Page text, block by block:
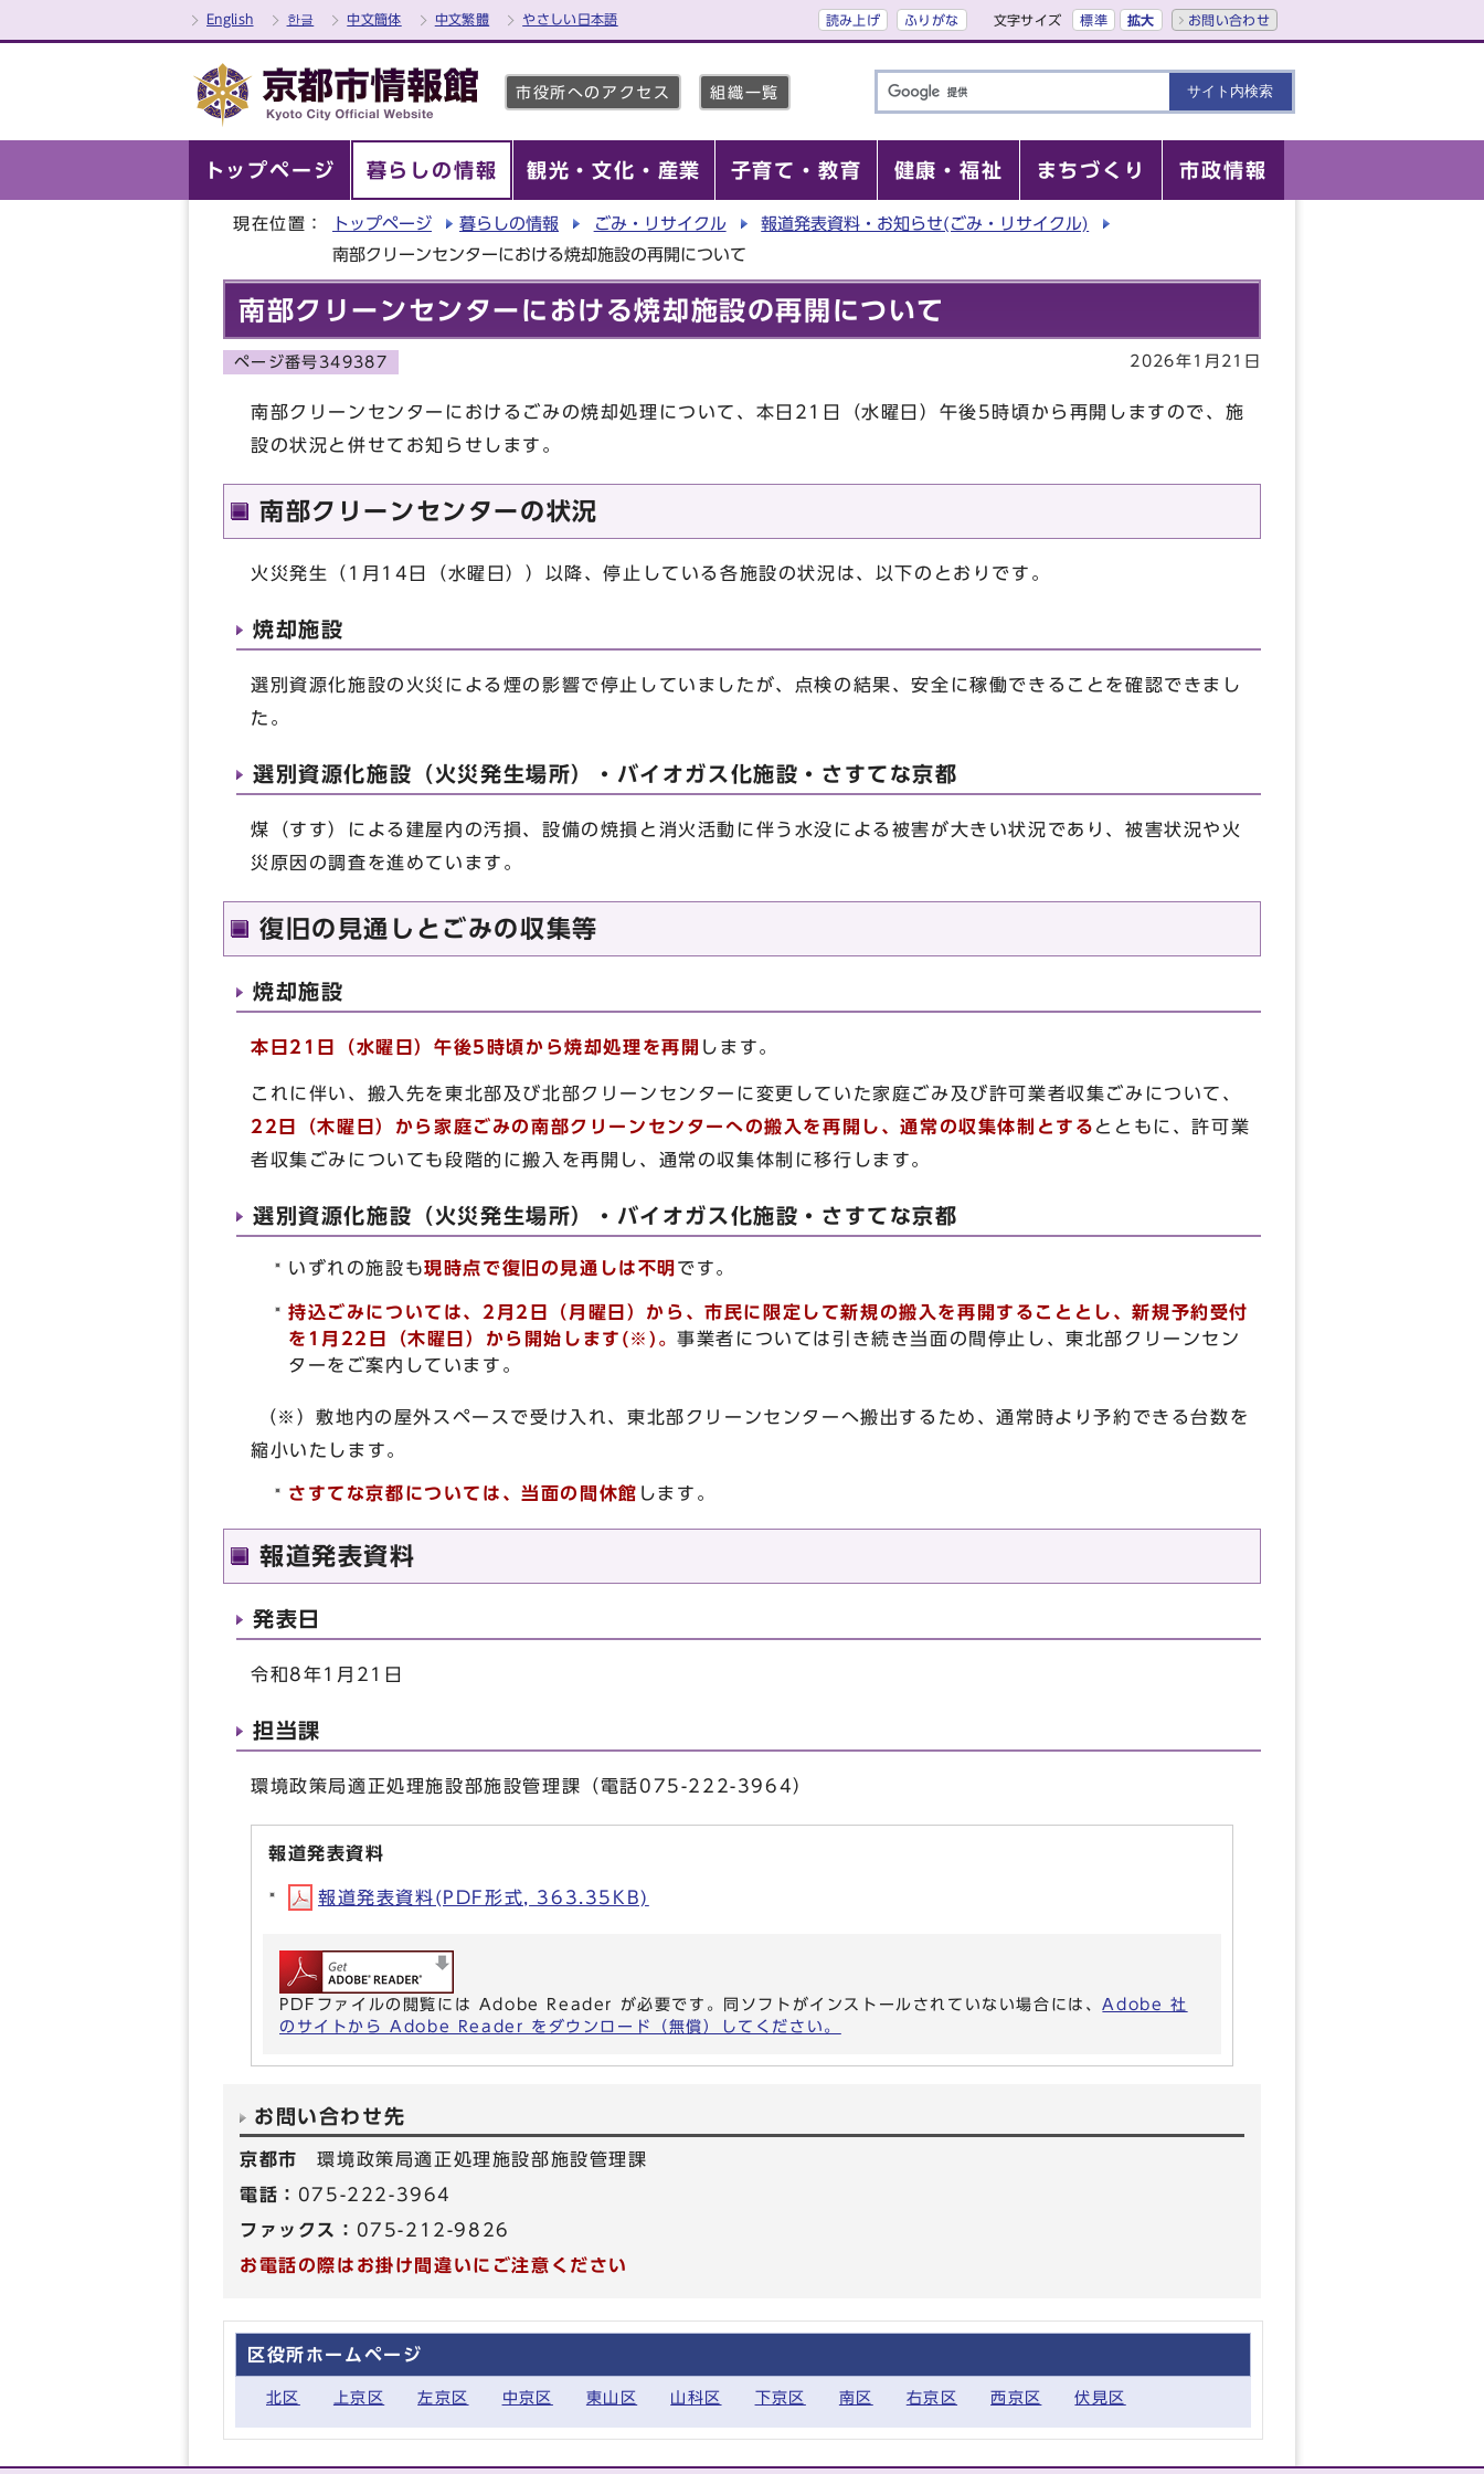
English 한글 中文簡体 中文繁體 やさしい日本語 読み上げ ふりがな 文字サイズ 標準 拡大 お問い合わせ
市役所へのアクセス 組織一覧
トップページ 暮らしの情報 観光・文化・産業 子育て・教育 健康・福祉 まちづくり 市政情報
現在位置： トップページ 暮らしの情報 ごみ・リサイクル
報道発表資料・お知らせ(ごみ・リサイクル)
南部クリーンセンターにおける焼却施設の再開について
南部クリーンセンターにおける焼却施設の再開について
ページ番号349387 2026年1月21日
南部クリーンセンターにおけるごみの焼却処理について、本日21日（水曜日）午後5時頃から再開しますので、施
設の状況と併せてお知らせします。
南部クリーンセンターの状況
火災発生（1月14日（水曜日））以降、停止している各施設の状況は、以下のとおりです。
焼却施設
選別資源化施設の火災による煙の影響で停止していましたが、点検の結果、安全に稼働できることを確認できまし
た。
選別資源化施設（火災発生場所）・バイオガス化施設・さすてな京都
煤（すす）による建屋内の汚損、設備の焼損と消火活動に伴う水没による被害が大きい状況であり、被害状況や火
災原因の調査を進めています。
復旧の見通しとごみの収集等
焼却施設
本日21日（水曜日）午後5時頃から焼却処理を再開 します。
これに伴い、搬入先を東北部及び北部クリーンセンターに変更していた家庭ごみ及び許可業者収集ごみについて、
22日（木曜日）から家庭ごみの南部クリーンセンターへの搬入を再開し、通常の収集体制とする とともに、許可業
者収集ごみについても段階的に搬入を再開し、通常の収集体制に移行します。
選別資源化施設（火災発生場所）・バイオガス化施設・さすてな京都
いずれの施設も現時点で復旧の見通しは不明 です。
持込ごみについては、2月2日（月曜日）から、市民に限定して新規の搬入を再開することとし、新規予約受付
を1月22日（木曜日）から開始します (※) 。事業者については引き続き当面の間停止し、東北部クリーンセン
ターをご案内しています。
（※）敷地内の屋外スペースで受け入れ、東北部クリーンセンターへ搬出するため、通常時より予約できる台数を
縮小いたします。
さすてな京都については、当面の間休館 します。
報道発表資料
発表日
令和8年1月21日
担当課
環境政策局適正処理施設部施設管理課（電話075-222-3964）
報道発表資料
報道発表資料(PDF形式, 363.35KB)
PDFファイルの閲覧には Adobe Reader が必要です。同ソフトがインストールされていない場合には、Adobe 社
のサイトから Adobe Reader をダウンロード（無償）してください。
お問い合わせ先
京都市環境政策局適正処理施設部施設管理課
電話： 075-222-3964
ファックス： 075-212-9826
お電話の際はお掛け間違いにご注意ください
区役所ホームページ
北区 上京区 左京区 中京区 東山区 山科区 下京区 南区 右京区 西京区 伏見区